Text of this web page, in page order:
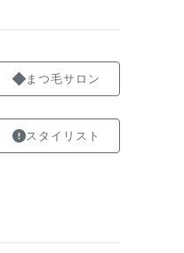
まつ毛サロン
スタイリスト